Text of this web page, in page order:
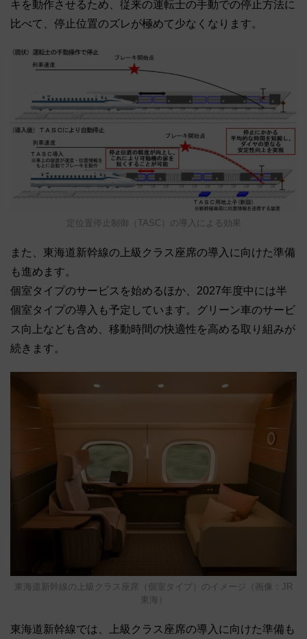
キを動作させるため、従来の運転士の手動での停止方法に
比べて、停止位置のズレが極めて少なくなります。
定位置停止制御（TASC）の導入による効果
また、東海道新幹線の上級クラス座席の導入に向けた準備
も進めます。
個室タイプのサービスを始めるほか、2027年度中には半
個室タイプの導入も予定しています。グリーン車のサービ
ス向上なども含め、移動時間の快適性を高める取り組みが
続きます。
東海道新幹線の上級クラス座席（個室タイプ）のイメージ（画像：JR
東海）
東海道新幹線では、上級クラス座席の導入に向けた準備も